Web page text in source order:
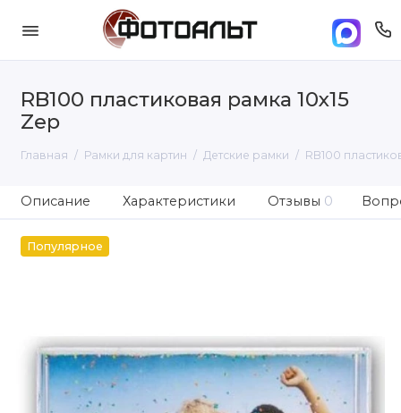
RB100 пластиковая рамка 10х15
Zep
Главная Рамки для картин Детские рамки RB100
Описание Характеристики Отзывы 0
Популярное